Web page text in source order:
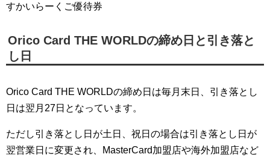
すかいらーくご優待券
Orico Card THE WORLDの締め日と引き落と
し日
Orico Card THE WORLDの締め日は毎月末日、引き落とし
日は翌月27日となっています。
ただし引き落とし日が土日、祝日の場合は引き落とし日が
翌営業日に変更され、MasterCard加盟店や海外加盟店など